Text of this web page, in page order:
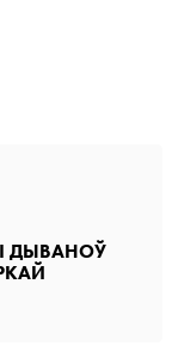
ДЫВАНОЎ